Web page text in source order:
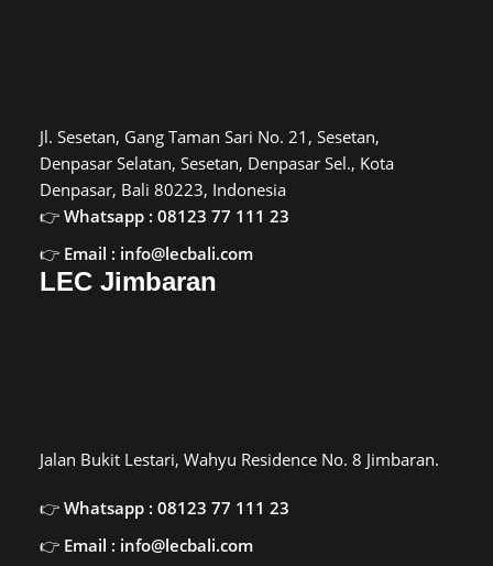
Jl. Sesetan, Gang Taman Sari No. 21, Sesetan,
Denpasar Selatan, Sesetan, Denpasar Sel., Kota
Denpasar, Bali 80223, Indonesia
Whatsapp : 08123 77 111 23
Email : info@lecbali.com
LEC Jimbaran
Jalan Bukit Lestari, Wahyu Residence No. 8 Jimbaran.
Whatsapp : 08123 77 111 23
Email : info@lecbali.com